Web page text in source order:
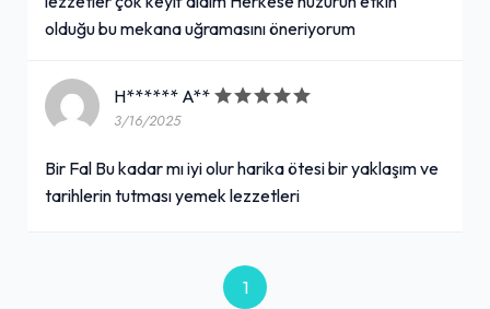
olduğu bu mekana uğramasını öneriyorum
H****** A**
3/16/2025
Bir Fal Bu kadar mı iyi olur harika ötesi bir yaklaşım ve
tarihlerin tutması yemek lezzetleri
1